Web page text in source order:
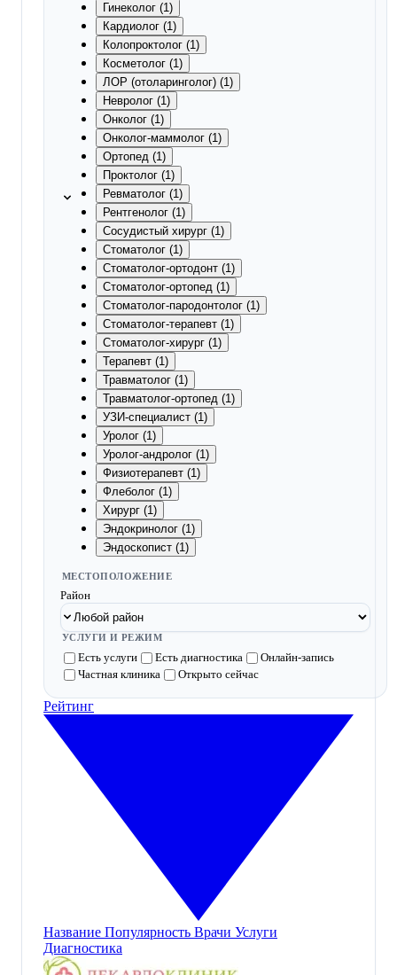
Гинеколог (1)
Кардиолог (1)
Колопроктолог (1)
Косметолог (1)
ЛОР (отоларинголог) (1)
Невролог (1)
Онколог (1)
Онколог-маммолог (1)
Ортопед (1)
Проктолог (1)
Ревматолог (1)
Рентгенолог (1)
Сосудистый хирург (1)
Стоматолог (1)
Стоматолог-ортодонт (1)
Стоматолог-ортопед (1)
Стоматолог-пародонтолог (1)
Стоматолог-терапевт (1)
Стоматолог-хирург (1)
Терапевт (1)
Травматолог (1)
Травматолог-ортопед (1)
УЗИ-специалист (1)
Уролог (1)
Уролог-андролог (1)
Физиотерапевт (1)
Флеболог (1)
Хирург (1)
Эндокринолог (1)
Эндоскопист (1)
МЕСТОПОЛОЖЕНИЕ
Район
УСЛУГИ И РЕЖИМ
Есть услуги Есть диагностика
Онлайн-запись
Частная клиника
Открыто сейчас
Рейтинг
Название Популярность Врачи Услуги
Диагностика